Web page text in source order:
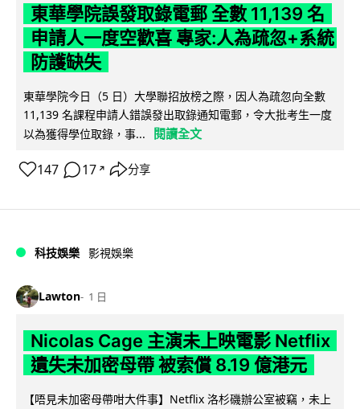
東華學院誤發取錄電郵 全數 11,139 名
申請人一度空歡喜 專家:人為疏忽+系統
防護缺失
東華學院今日（5 日）大學聯招放榜之際，因人為疏忽向全數
11,139 名課程申請人錯誤發出取錄通知電郵，令大批考生一度
以為獲得學位取錄，事...
閱讀全文
147 17 ↗ 分享
科技娛樂 影視娛樂
Lawton 1 日
Nicolas Cage 主演未上映電影 Netflix
遺失未加密母帶 被索償 8.19 億港元
【唔見未加密母帶咁大件事】Netflix 洛杉磯辦公室被竊，未上